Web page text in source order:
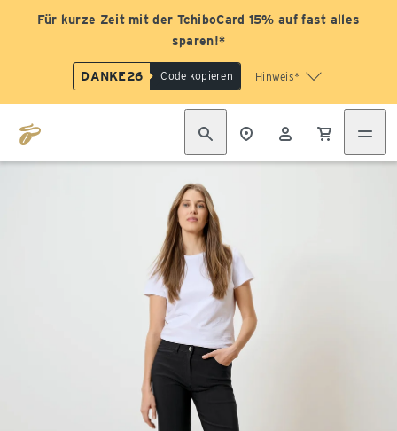
Für kurze Zeit mit der TchiboCard 15% auf fast alles
sparen!*
DANKE26 Code kopieren Hinweis*